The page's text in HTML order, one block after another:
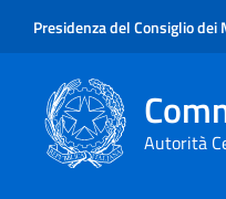
Presidenza del Consiglio dei
Autorità